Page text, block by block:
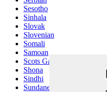
Sesotho
Sinhala
Slovak
Slovenian
Somali
Samoan
Scots Gaelic
Shona
Sindhi
Sundanese